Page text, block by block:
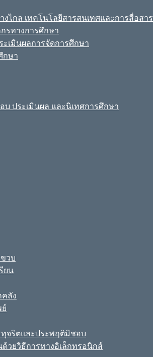
งไกล เทคโนโลยีสารสนเทศและการสื่อสาร
รทางการศึกษา
เมินผลการจัดการศึกษา
กษา
ประเมินผล และนิเทศการศึกษา
ขวบ
ยน
คลัง
ทุจริตและประพฤติมิชอบ
ด้วยวิธีการทางอิเล็กทรอนิกส์